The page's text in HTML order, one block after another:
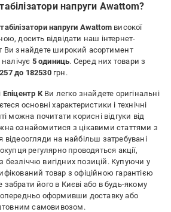
напруги Awattom?
напруги Awattom високої
досить відвідати наш інтернет-
Ви знайдете широкий асортимент
налічує 5 одиниць. Серед них товари з
до 182530грн.
Епіцентр КВи легко знайдете оригінальні
основні характеристики і технічні
можна почитати корисні відгуки від
ознайомитися з цікавими статтями з
відеоогляди на найбільш затребувані
регулярно проводяться акції,
безліччю вигідних позицій. Купуючи у
товар з офіційною гарантією
його в Києві або в будь-якому
оформивши доставку або
самовивозом.